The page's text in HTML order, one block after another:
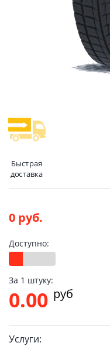
Быстрая
доставка
0 руб.
Доступно:
За 1 штуку:
0.00 pуб
Услуги: